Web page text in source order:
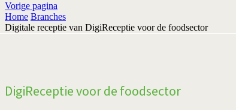
Vorige pagina
Home Branches
Digitale receptie van DigiReceptie voor de foodsector
DigiReceptie voor de foodsector